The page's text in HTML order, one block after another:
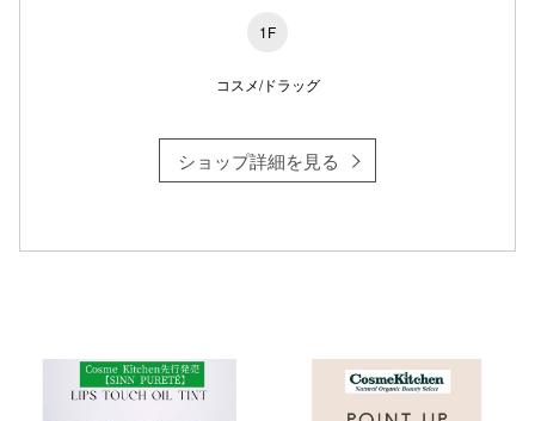
1F
コスメ/ドラッグ
ショップ詳細を見る